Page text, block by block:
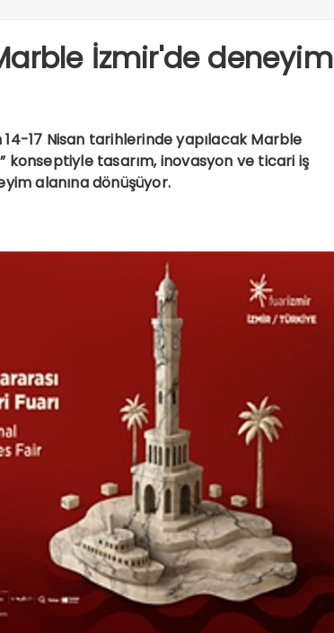
İzmir'de deneyim
17 Nisan tarihlerinde yapılacak Marble
konseptiyle tasarım, inovasyon ve ticari iş
alanına dönüşüyor.